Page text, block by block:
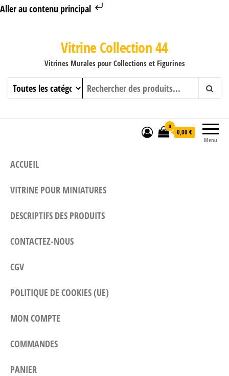
Aller au contenu principal
Vitrine Collection 44
Vitrines Murales pour Collections et Figurines
Menu
0
0,00 €
ACCUEIL
VITRINE POUR MINIATURES
DESCRIPTIFS DES PRODUITS
CONTACTEZ-NOUS
CGV
POLITIQUE DE COOKIES (UE)
MON COMPTE
COMMANDES
PANIER